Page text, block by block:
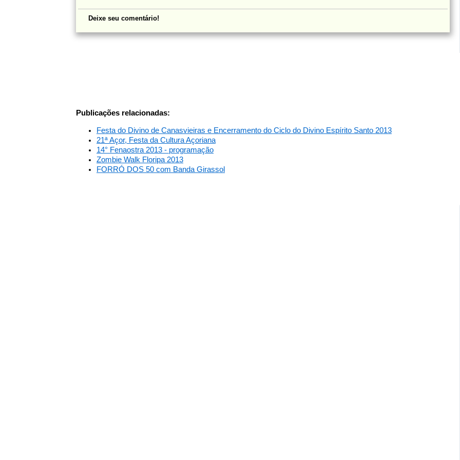
Deixe seu comentário!
Publicações relacionadas:
Festa do Divino de Canasvieiras e Encerramento do Ciclo do Divino Espírito Santo 2013
21ª Açor, Festa da Cultura Açoriana
14° Fenaostra 2013 - programação
Zombie Walk Floripa 2013
FORRÓ DOS 50 com Banda Girassol